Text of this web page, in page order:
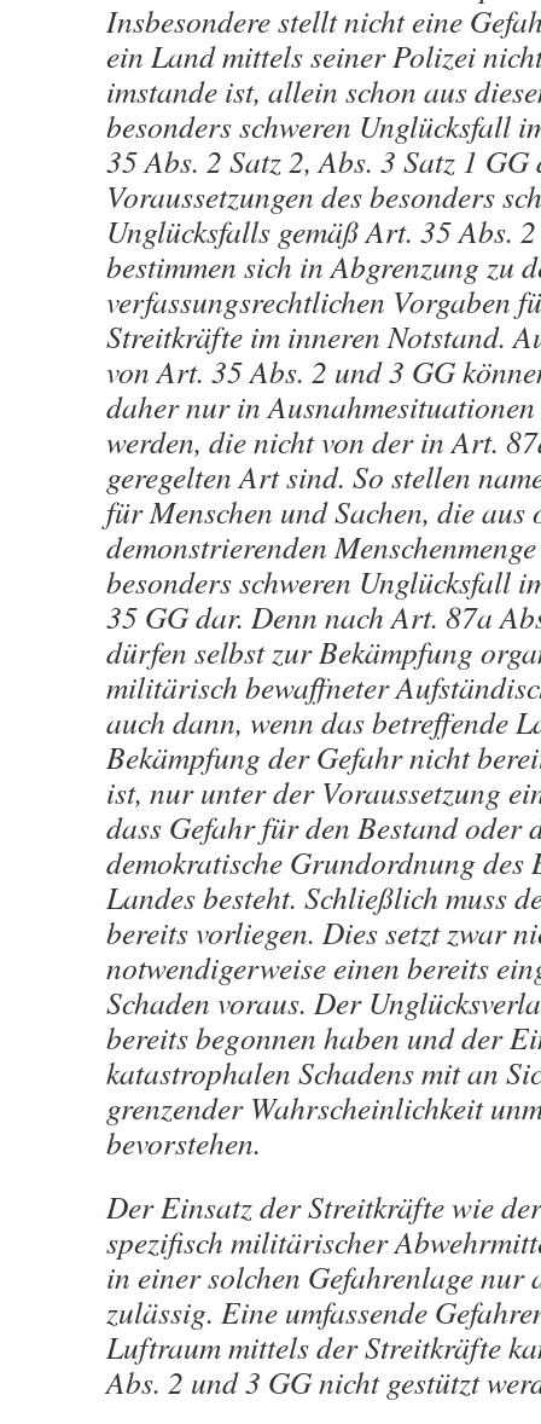
Insbesondere stellt nicht eine
ein Land mittels seiner Polizei
imstande ist, allein schon aus
besonders schweren Unglücksfall
35 Abs. 2 Satz 2, Abs. 3 Satz 1
Voraussetzungen des besonders
Unglücksfalls gemäß Art. 35 Abs.
bestimmen sich in Abgrenzung zu
verfassungsrechtlichen Vorgaben
Streitkräfte im inneren Notstand.
von Art. 35 Abs. 2 und 3 GG
daher nur in Ausnahmesituationen
werden, die nicht von der in Art.
geregelten Art sind. So stellen
für Menschen und Sachen, die aus
demonstrierenden
besonders schweren Unglücksfall
35 GG dar. Denn nach Art. 87a
dürfen selbst zur Bekämpfung
militärisch bewaffneter
auch dann, wenn das betreffende
Bekämpfung der Gefahr nicht
ist, nur unter der Voraussetzung
dass Gefahr für den Bestand oder
demokratische Grundordnung des
Landes besteht. Schließlich muss
bereits vorliegen. Dies setzt zwar
notwendigerweise einen bereits
Schaden voraus. Der
bereits begonnen haben und der
katastrophalen Schadens mit an
grenzender Wahrscheinlichkeit
bevorstehen.
Der Einsatz der Streitkräfte wie
spezifisch militärischer
in einer solchen Gefahrenlage
zulässig. Eine umfassende
Luftraum mittels der Streitkräfte
Abs. 2 und 3 GG nicht gestützt